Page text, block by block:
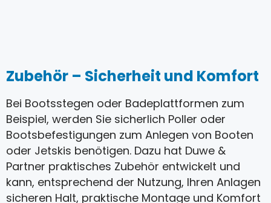
Zubehör – Sicherheit und Komfort
Bei Bootsstegen oder Badeplattformen zum
Beispiel, werden Sie sicherlich Poller oder
Bootsbefestigungen zum Anlegen von Booten
oder Jetskis benötigen. Dazu hat Duwe &
Partner praktisches Zubehör entwickelt und
kann, entsprechend der Nutzung, Ihren Anlagen
sicheren Halt, praktische Montage und Komfort